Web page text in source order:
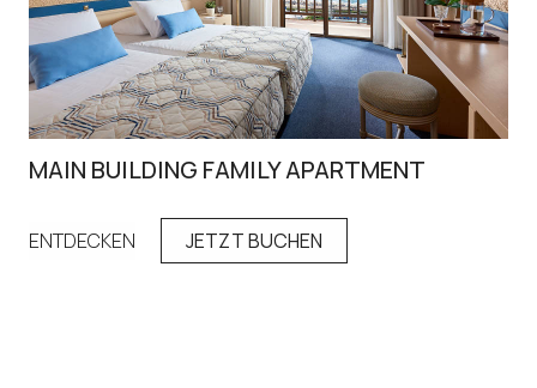
MAIN BUILDING FAMILY APARTMENT
ENTDECKEN JETZT BUCHEN